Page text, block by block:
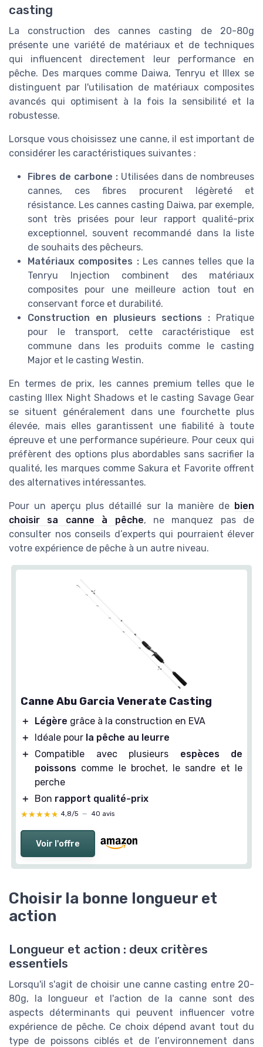
casting
La construction des cannes casting de 20-80g
présente une variété de matériaux et de techniques
qui influencent directement leur performance en
pêche. Des marques comme Daiwa, Tenryu et Illex se
distinguent par l'utilisation de matériaux composites
avancés qui optimisent à la fois la sensibilité et la
robustesse.
Lorsque vous choisissez une canne, il est important de
considérer les caractéristiques suivantes :
Fibres de carbone : Utilisées dans de nombreuses
cannes, ces fibres procurent légèreté et
résistance. Les cannes casting Daiwa, par exemple,
sont très prisées pour leur rapport qualité-prix
exceptionnel, souvent recommandé dans la liste
de souhaits des pêcheurs.
Matériaux composites :Les cannes telles que la
Tenryu Injection combinent des matériaux
composites pour une meilleure action tout en
conservant force et durabilité.
Construction en plusieurs sections : Pratique
pour le transport, cette caractéristique est
commune dans les produits comme le casting
Major et le casting Westin.
En termes de prix, les cannes premium telles que le
casting Illex Night Shadows et le casting Savage Gear
se situent généralement dans une fourchette plus
élevée, mais elles garantissent une fiabilité à toute
épreuve et une performance supérieure. Pour ceux qui
préfèrent des options plus abordables sans sacrifier la
qualité, les marques comme Sakura et Favorite offrent
des alternatives intéressantes.
Pour un aperçu plus détaillé sur la manière de bien
choisir sa canne à pêche, ne manquez pas de
consulter nos conseils d’experts qui pourraient élever
votre expérience de pêche à un autre niveau.
Canne Abu Garcia Venerate Casting
＋ Légère grâce à la construction en EVA
＋
Idéale pour la pêche au leurre
＋
Compatible avec plusieurs espèces de
poissons comme le brochet, le sandre et le
perche
＋
Bon rapport qualité-prix
★★★★★
★★★★★ 4,8/5 — 40 avis
Voir l'offre
Choisir la bonne longueur et
action
Longueur et action : deux critères
essentiels
Lorsqu'il s'agit de choisir une canne casting entre 20-
80g, la longueur et l'action de la canne sont des
aspects déterminants qui peuvent influencer votre
expérience de pêche. Ce choix dépend avant tout du
type de poissons ciblés et de l’environnement dans